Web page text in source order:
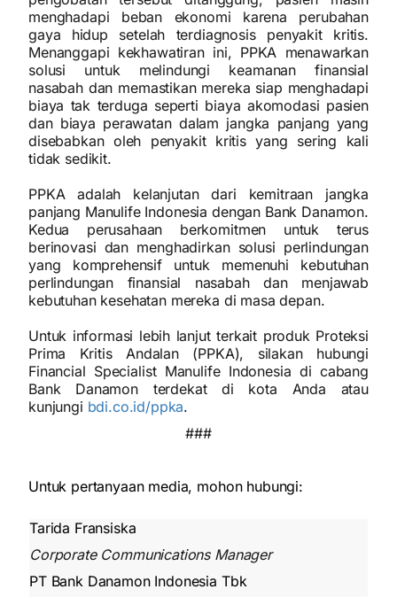
menghadapi beban ekonomi karena perubahan
gaya hidup setelah terdiagnosis penyakit kritis.
Menanggapi kekhawatiran ini, PPKA menawarkan
solusi untuk melindungi keamanan finansial
nasabah dan memastikan mereka siap menghadapi
biaya tak terduga seperti biaya akomodasi pasien
dan biaya perawatan dalam jangka panjang yang
disebabkan oleh penyakit kritis yang sering kali
tidak sedikit.
PPKA adalah kelanjutan dari kemitraan jangka
panjang Manulife Indonesia dengan Bank Danamon.
Kedua perusahaan berkomitmen untuk terus
berinovasi dan menghadirkan solusi perlindungan
yang komprehensif untuk memenuhi kebutuhan
perlindungan finansial nasabah dan menjawab
kebutuhan kesehatan mereka di masa depan.
Untuk informasi lebih lanjut terkait produk Proteksi
Prima Kritis Andalan (PPKA), silakan hubungi
Financial Specialist Manulife Indonesia di cabang
Bank Danamon terdekat di kota Anda atau
kunjungi bdi.co.id/ppka.
###
Untuk pertanyaan media, mohon hubungi:
Tarida Fransiska
Corporate Communications Manager
PT Bank Danamon Indonesia Tbk